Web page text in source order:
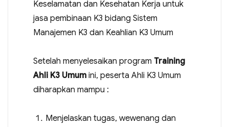
Keselamatan dan Kesehatan Kerja untuk
jasa pembinaan K3 bidang Sistem
Manajemen K3 dan Keahlian K3 Umum
Setelah menyelesaikan program Training
Ahli K3 Umumini, peserta Ahli K3 Umum
diharapkan mampu :
Menjelaskan tugas, wewenang dan